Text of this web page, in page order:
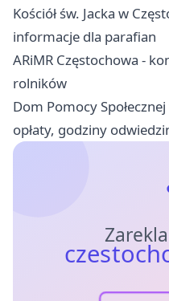
Kościół św. Jacka w
informacje dla parafian
ARiMR Częstochowa -
rolników
Dom Pomocy
opłaty, godziny